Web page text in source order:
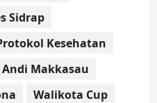
Sidrap
Kesehatan
Andi Makkasau
Walikota Cup